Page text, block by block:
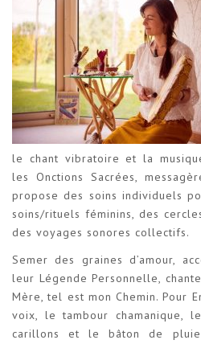
le chant vibratoire et la
les Onctions Sacrées,
propose des soins individuels
soins/rituels féminins, des
des voyages sonores collectifs.
Semer des graines d’amour,
leur Légende Personnelle,
Mère, tel est mon Chemin. Pour
voix, le tambour chamanique,
carillons et le bâton de